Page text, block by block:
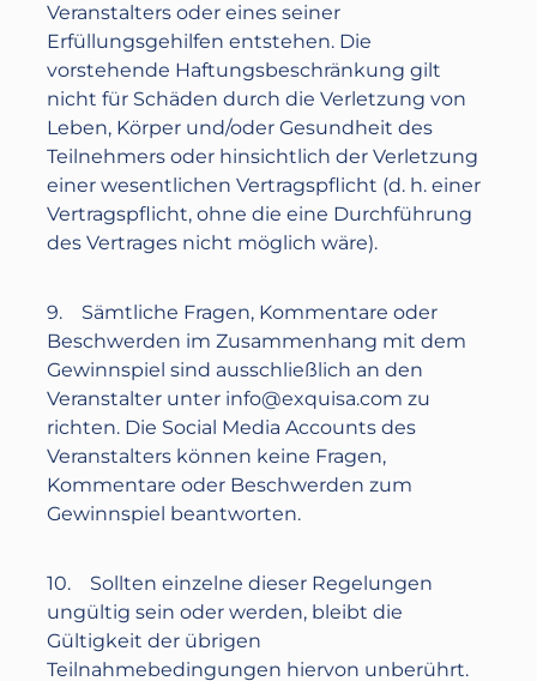
Veranstalters oder eines seiner
Erfüllungsgehilfen entstehen. Die
vorstehende Haftungsbeschränkung gilt
nicht für Schäden durch die Verletzung von
Leben, Körper und/oder Gesundheit des
Teilnehmers oder hinsichtlich der Verletzung
einer wesentlichen Vertragspflicht (d. h. einer
Vertragspflicht, ohne die eine Durchführung
des Vertrages nicht möglich wäre).
9. Sämtliche Fragen, Kommentare oder
Beschwerden im Zusammenhang mit dem
Gewinnspiel sind ausschließlich an den
Veranstalter unter info@exquisa.com zu
richten. Die Social Media Accounts des
Veranstalters können keine Fragen,
Kommentare oder Beschwerden zum
Gewinnspiel beantworten.
10. Sollten einzelne dieser Regelungen
ungültig sein oder werden, bleibt die
Gültigkeit der übrigen
Teilnahmebedingungen hiervon unberührt.